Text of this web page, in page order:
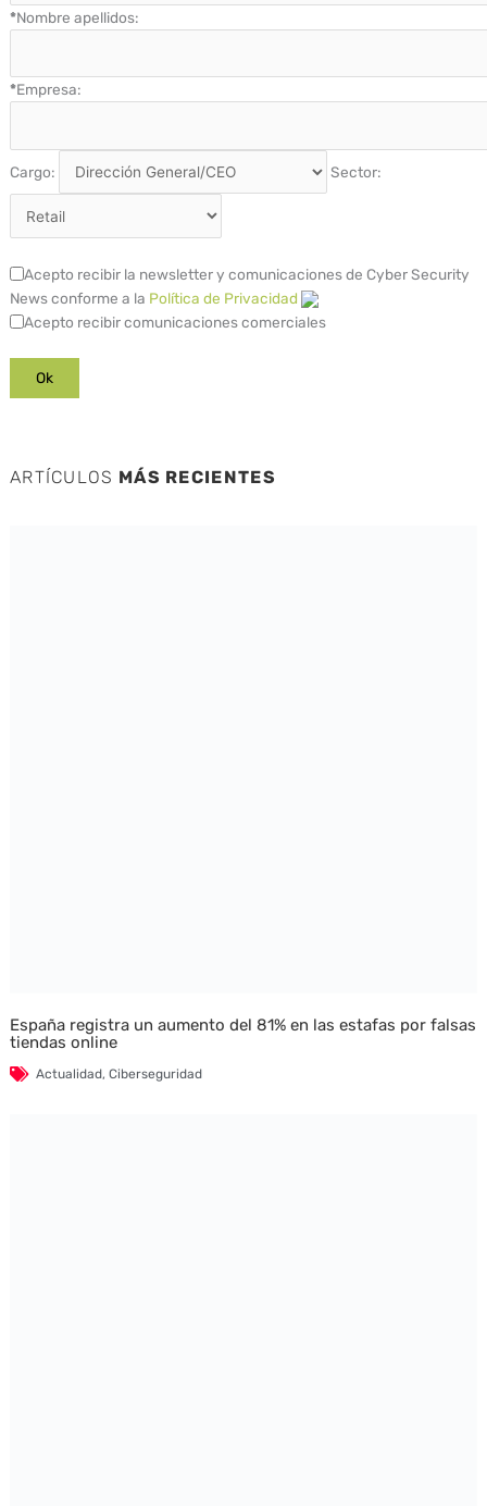
*Nombre apellidos:
*Empresa:
Cargo: Sector:
Acepto recibir la newsletter y comunicaciones de Cyber Security
News conforme a la Política de Privacidad
Acepto recibir comunicaciones comerciales
ARTÍCULOS MÁS RECIENTES
España registra un aumento del 81% en las estafas por falsas
tiendas online
Actualidad, Ciberseguridad